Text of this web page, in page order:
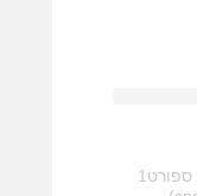
A post shared by ספורט1